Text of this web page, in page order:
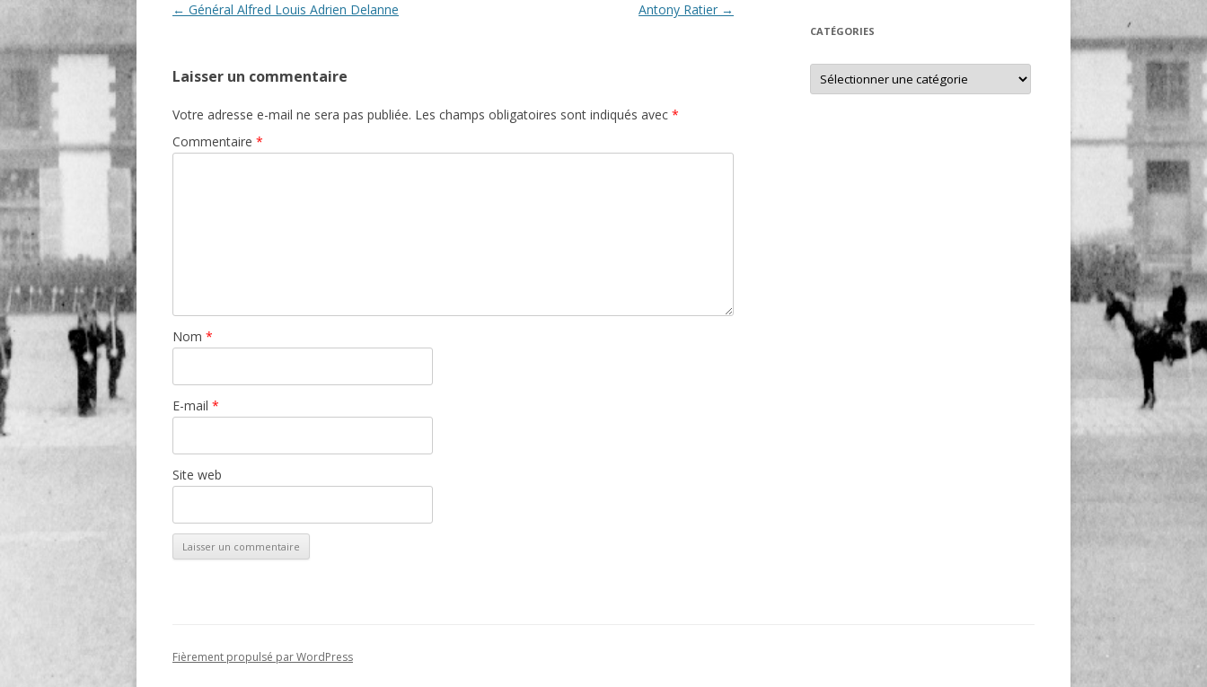
Navigation
← Général Alfred Louis Adrien Delanne Antony Ratier →
Laisser un commentaire
Votre adresse e-mail ne sera pas publiée. Les champs obligatoires sont indiqués avec *
Commentaire *
Nom *
E-mail *
Site web
CATÉGORIES
Catégories
Fièrement propulsé par WordPress